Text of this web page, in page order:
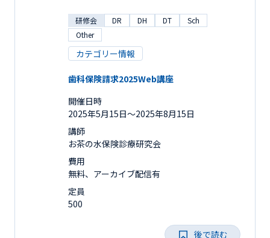
研修会 DR DH DT
Sch
Other
カテゴリー情報
歯科保険請求2025Web講座
開催日時
2025年5月15日〜2025年8月15日
講師
お茶の水保険診療研究会
費用
無料、アーカイブ配信有
定員
500
後で読む